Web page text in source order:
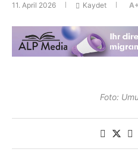
11. April 2026 Kaydet A+
Foto: